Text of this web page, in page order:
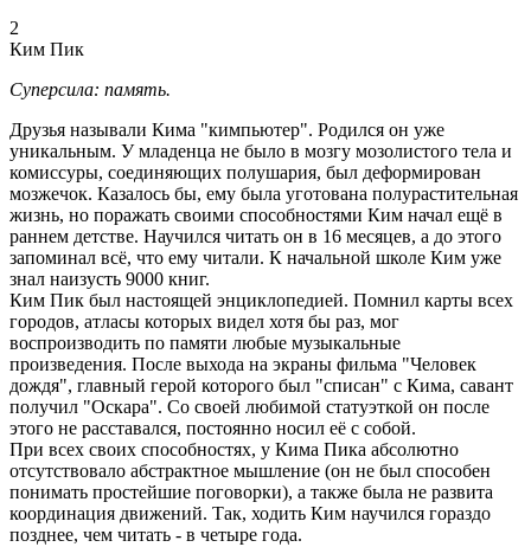
2
Ким Пик
Суперсила: память.
Друзья называли Кима "кимпьютер". Родился он уже
уникальным. У младенца не было в мозгу мозолистого тела и
комиссуры, соединяющих полушария, был деформирован
мозжечок. Казалось бы, ему была уготована полурастительная
жизнь, но поражать своими способностями Ким начал ещё в
раннем детстве. Научился читать он в 16 месяцев, а до этого
запоминал всё, что ему читали. К начальной школе Ким уже
знал наизусть 9000 книг.
Ким Пик был настоящей энциклопедией. Помнил карты всех
городов, атласы которых видел хотя бы раз, мог
воспроизводить по памяти любые музыкальные
произведения. После выхода на экраны фильма "Человек
дождя", главный герой которого был "списан" с Кима, савант
получил "Оскара". Со своей любимой статуэткой он после
этого не расставался, постоянно носил её с собой.
При всех своих способностях, у Кима Пика абсолютно
отсутствовало абстрактное мышление (он не был способен
понимать простейшие поговорки), а также была не развита
координация движений. Так, ходить Ким научился гораздо
позднее, чем читать - в четыре года.